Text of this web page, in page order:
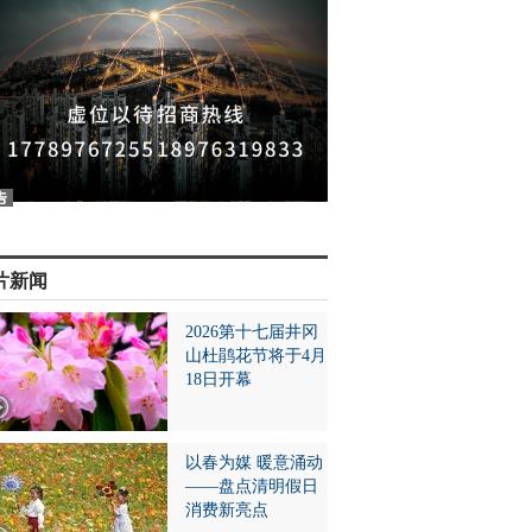
新闻
2026第十七届井冈
山杜鹃花节将于4月
18日开幕
以春为媒 暖意涌动
——盘点清明假日
消费新亮点